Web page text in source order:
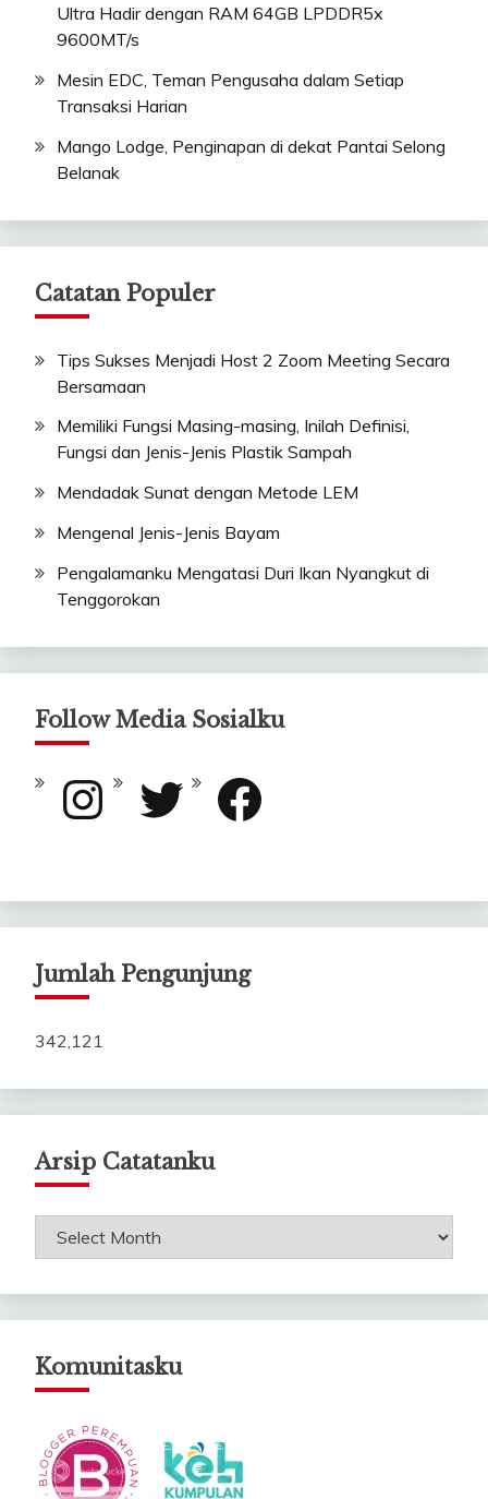
Ultra Hadir dengan RAM 64GB LPDDR5x
9600MT/s
Mesin EDC, Teman Pengusaha dalam Setiap
Transaksi Harian
Mango Lodge, Penginapan di dekat Pantai Selong
Belanak
Catatan Populer
Tips Sukses Menjadi Host 2 Zoom Meeting Secara
Bersamaan
Memiliki Fungsi Masing-masing, Inilah Definisi,
Fungsi dan Jenis-Jenis Plastik Sampah
Mendadak Sunat dengan Metode LEM
Mengenal Jenis-Jenis Bayam
Pengalamanku Mengatasi Duri Ikan Nyangkut di
Tenggorokan
Follow Media Sosialku
Instagram Twitter Facebook
Jumlah Pengunjung
342,121
Arsip Catatanku
Arsip
Komunitasku